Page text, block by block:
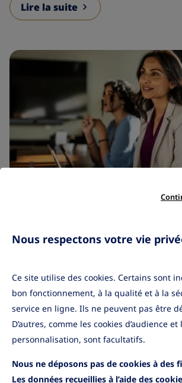
Lire la suite
PER COL
Lire la suite
Afficher plus
Nous respectons votre vie
Ce site utilise des cookies. Certains sont
bon fonctionnement, à la qualité et à la
service en ligne. Ils ne peuvent pas être
D’autres, comme les cookies d’audience
personnalisation, sont facultatifs.
Nous ne déposons pas de cookies à des
Les données recueillies à l’aide des